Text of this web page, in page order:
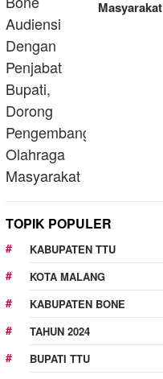
Masyarakat
TOPIK POPULER
KABUPATEN TTU
KOTA MALANG
KABUPATEN BONE
TAHUN 2024
BUPATI TTU